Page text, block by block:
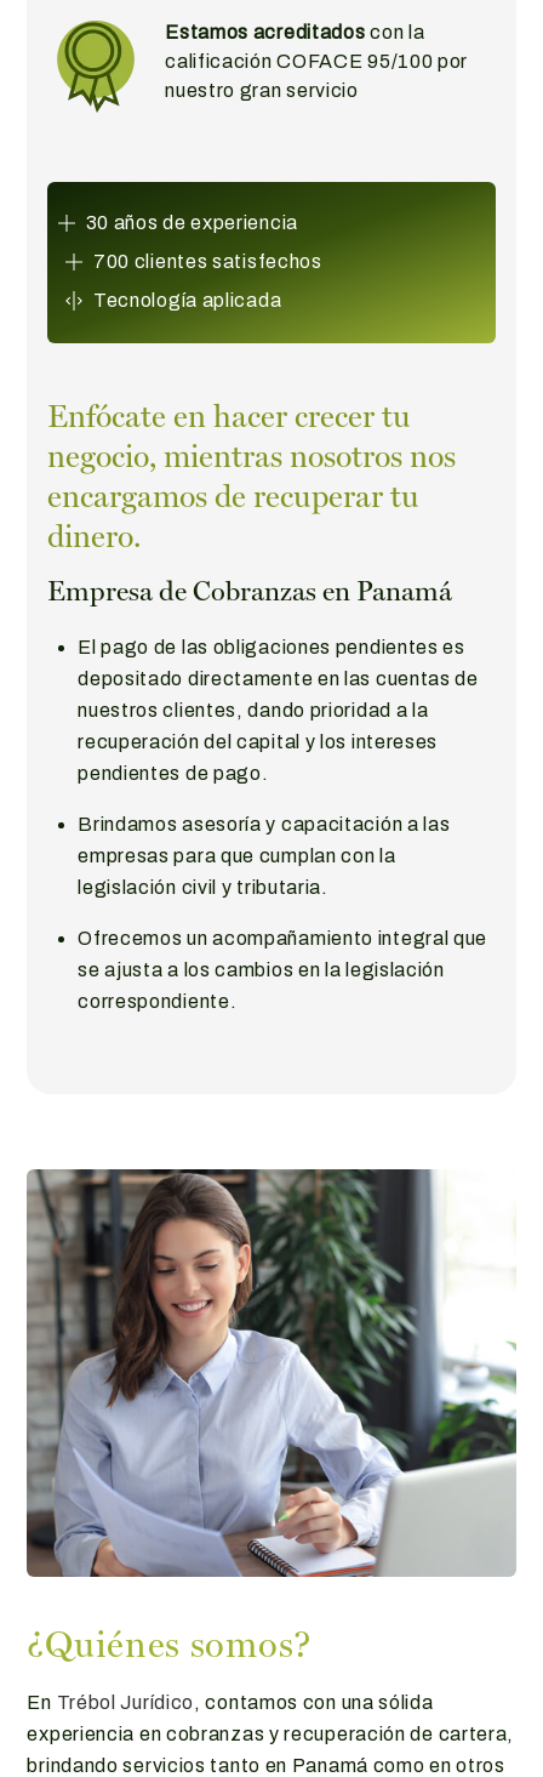
Estamos acreditados con la
calificación COFACE 95/100 por
nuestro gran servicio
30 años de experiencia
700 clientes satisfechos
Tecnología aplicada
Enfócate en hacer crecer tu
negocio, mientras nosotros nos
encargamos de recuperar tu
dinero.
Empresa de Cobranzas en Panamá
El pago de las obligaciones pendientes es
depositado directamente en las cuentas de
nuestros clientes, dando prioridad a la
recuperación del capital y los intereses
pendientes de pago.
Brindamos asesoría y capacitación a las
empresas para que cumplan con la
legislación civil y tributaria.
Ofrecemos un acompañamiento integral que
se ajusta a los cambios en la legislación
correspondiente.
¿Quiénes somos?
En Trébol Jurídico , contamos con una sólida
experiencia en cobranzas y recuperación de cartera,
brindando servicios tanto en Panamá como en otros